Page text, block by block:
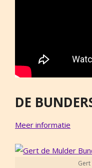
DE
Meer informatie